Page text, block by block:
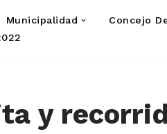
Municipalidad Concejo
y